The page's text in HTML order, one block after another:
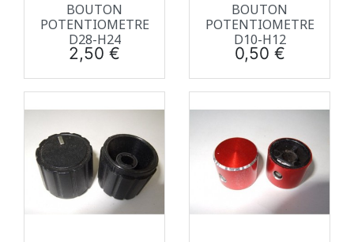
BOUTON
POTENTIOMETRE
D28-H24
Prix
2,50 €
BOUTON
POTENTIOMETRE
D10-H12
Prix
0,50 €